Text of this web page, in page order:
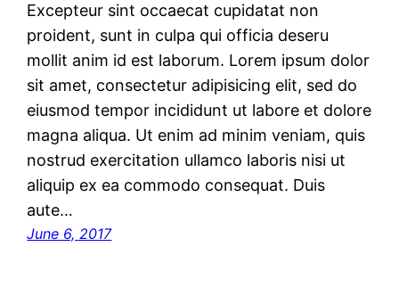
Excepteur sint occaecat cupidatat non
proident, sunt in culpa qui officia deseru
mollit anim id est laborum. Lorem ipsum dolor
sit amet, consectetur adipisicing elit, sed do
eiusmod tempor incididunt ut labore et dolore
magna aliqua. Ut enim ad minim veniam, quis
nostrud exercitation ullamco laboris nisi ut
aliquip ex ea commodo consequat. Duis
aute…
June 6, 2017